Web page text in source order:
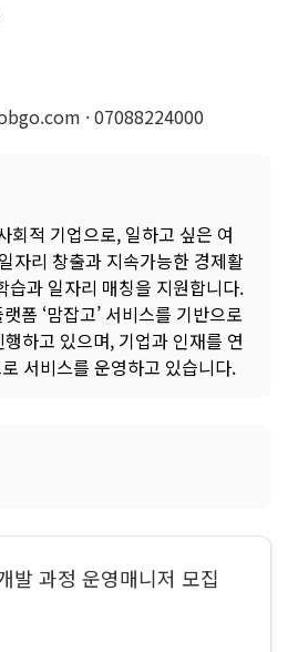
· 07088224000
회적 기업으로, 일하고 싶은 여
자리 창출과 지속가능한 경제활
습과 일자리 매칭을 지원합니다.
폼 ‘맘잡고’ 서비스를 기반으로
하고 있으며, 기업과 인재를 연
서비스를 운영하고 있습니다.
발 과정 운영매니저 모집